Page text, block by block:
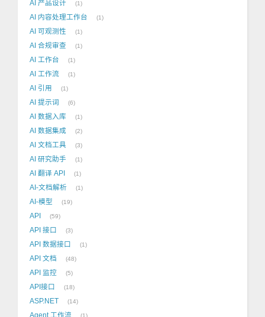
AI 产品设计 1
AI 内容处理工作台 1
AI 可观测性 1
AI 合规审查 1
AI 工作台 1
AI 工作流 1
AI 引用 1
AI 提示词 6
AI 数据入库 1
AI 数据集成 2
AI 文档工具 3
AI 研究助手 1
AI 翻译 API 1
AI-文档解析 1
AI-模型 19
API 59
API 接口 3
API 数据接口 1
API 文档 48
API 监控 5
API接口 18
ASP.NET 14
Agent 工作流 1